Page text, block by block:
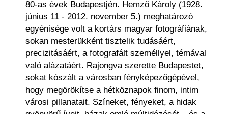
80-as évek Budapestjén. Hemző Károly (1928.
június 11 - 2012. november 5.) meghatározó
egyénisége volt a kortárs magyar fotográfiának,
sokan mesterükként tisztelik tudásáért,
precizitásáért, a fotografált személlyel, témával
való alázatáért. Rajongva szerette Budapestet,
sokat kószált a városban fényképezőgépével,
hogy megörökítse a hétköznapok finom, intim
városi pillanatait. Színeket, fényeket, a hidak